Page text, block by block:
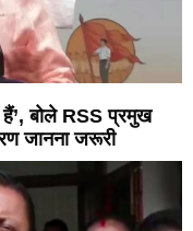
हैं’, बोले RSS प्रमुख
जानना जरूरी